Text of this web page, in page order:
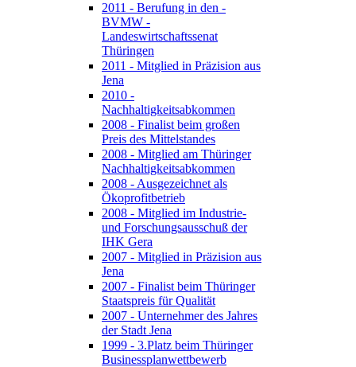
2011 - Berufung in den -
BVMW -
Landeswirtschaftssenat
Thüringen
2011 - Mitglied in Präzision aus
Jena
2010 -
Nachhaltigkeitsabkommen
2008 - Finalist beim großen
Preis des Mittelstandes
2008 - Mitglied am Thüringer
Nachhaltigkeitsabkommen
2008 - Ausgezeichnet als
Ökoprofitbetrieb
2008 - Mitglied im Industrie-
und Forschungsausschuß der
IHK Gera
2007 - Mitglied in Präzision aus
Jena
2007 - Finalist beim Thüringer
Staatspreis für Qualität
2007 - Unternehmer des Jahres
der Stadt Jena
1999 - 3.Platz beim Thüringer
Businessplanwettbewerb